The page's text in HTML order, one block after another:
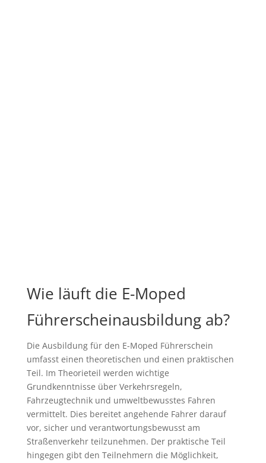
Wie läuft die E-Moped
Führerscheinausbildung ab?
Die Ausbildung für den E-Moped Führerschein
umfasst einen theoretischen und einen praktischen
Teil. Im Theorieteil werden wichtige
Grundkenntnisse über Verkehrsregeln,
Fahrzeugtechnik und umweltbewusstes Fahren
vermittelt. Dies bereitet angehende Fahrer darauf
vor, sicher und verantwortungsbewusst am
Straßenverkehr teilzunehmen. Der praktische Teil
hingegen gibt den Teilnehmern die Möglichkeit,